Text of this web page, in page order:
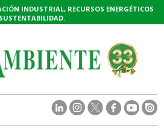
INDUSTRIAL, RECURSOS ENERGÉTICOS